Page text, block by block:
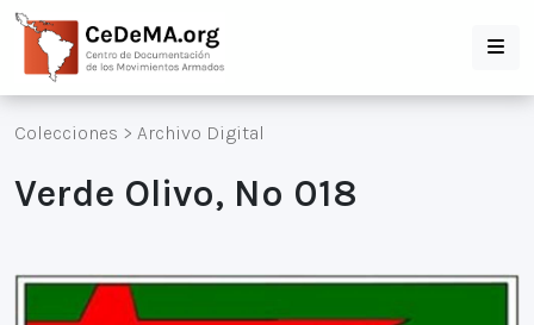
Colecciones > Archivo Digital
Verde Olivo, Nº 018